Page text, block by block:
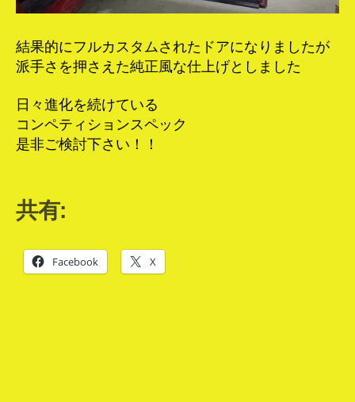
結果的にフルカスタムされたドアになりましたが
派手さを押さえた純正風な仕上げとしました
日々進化を続けている
コンペティションスペック
是非ご検討下さい！！
共有:
Facebook X